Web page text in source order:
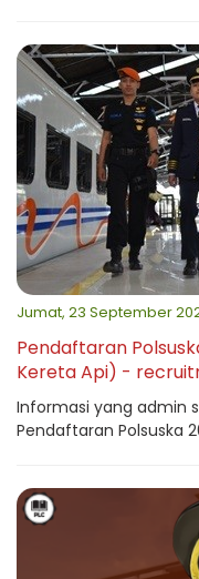
Jumat, 23 September
Pendaftaran
Kereta Api) -
Informasi yang admin
Pendaftaran Polsuska